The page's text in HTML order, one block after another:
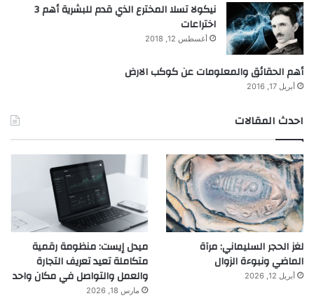
نيكولا تسلا المخترع الذي قدم للبشرية أهم 3
اختراعات
أغسطس 12, 2018
أهم الحقائق والمعلومات عن كوكب الارض
أبريل 17, 2016
احدث المقالات
لغز الحجر السليماني: مرآة
الماضي ونبوءة الزوال
أبريل 12, 2026
ميدل إيست: منظومة رقمية
متكاملة تعيد تعريف التجارة
والعمل والتواصل في مكان واحد
مارس 18, 2026